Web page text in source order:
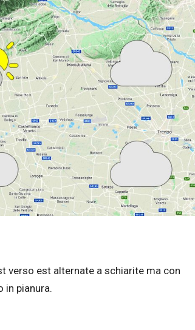
verso est alternate a schiarite ma con
in pianura.